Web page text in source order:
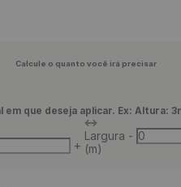
Calcule o quanto você irá precisar
em que deseja aplicar. Ex: Altura:
+
Largura
(m)
-